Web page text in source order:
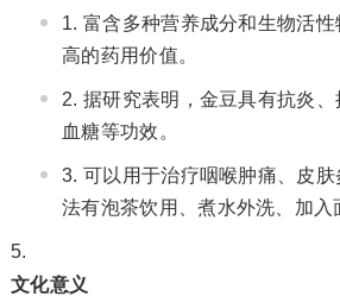
富含多种营养成分和生物活
高的药用价值。
据研究表明，金豆具有抗炎
血糖等功效。
可以用于治疗咽喉肿痛、皮
法有泡茶饮用、煮水外洗、加入
文化意义